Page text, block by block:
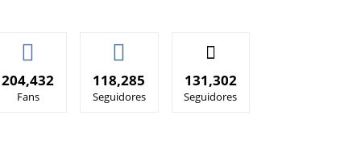
204,432
Fans
118,285
Seguidores
131,302
Seguidores